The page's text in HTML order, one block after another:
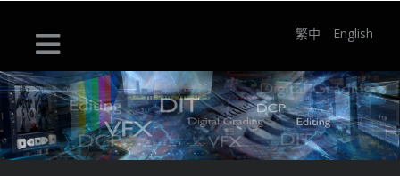
繁中 English